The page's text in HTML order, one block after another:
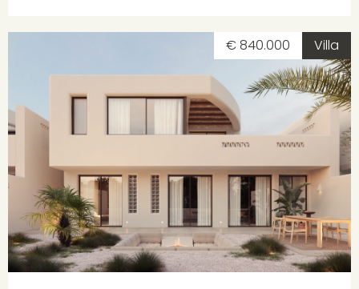
Villa
€ 840.000